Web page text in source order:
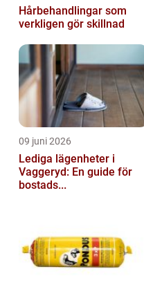
Hårbehandlingar som
verkligen gör skillnad
09 juni 2026
Lediga lägenheter i
Vaggeryd: En guide för
bostads...